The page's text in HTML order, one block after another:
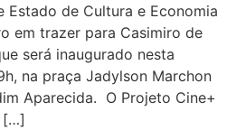
de Cultura e Economia
em trazer para Casimiro de
será inaugurado nesta
na praça Jadylson Marchon
Aparecida. O Projeto Cine+
[…]